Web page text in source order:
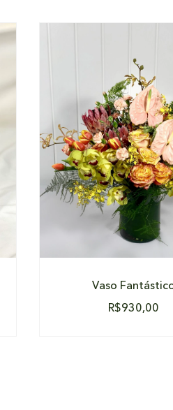
DETALHES
Vaso
R$930,00